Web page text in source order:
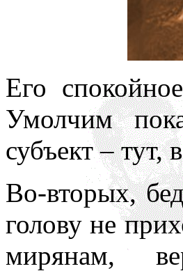
Его
Умолчим
субъект – тут,
Во-вторых,
голову не
мирянам,